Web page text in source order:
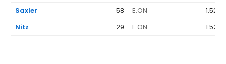
Saxler
58 E.ON
1.523
Nitz
29 E.ON 1.523